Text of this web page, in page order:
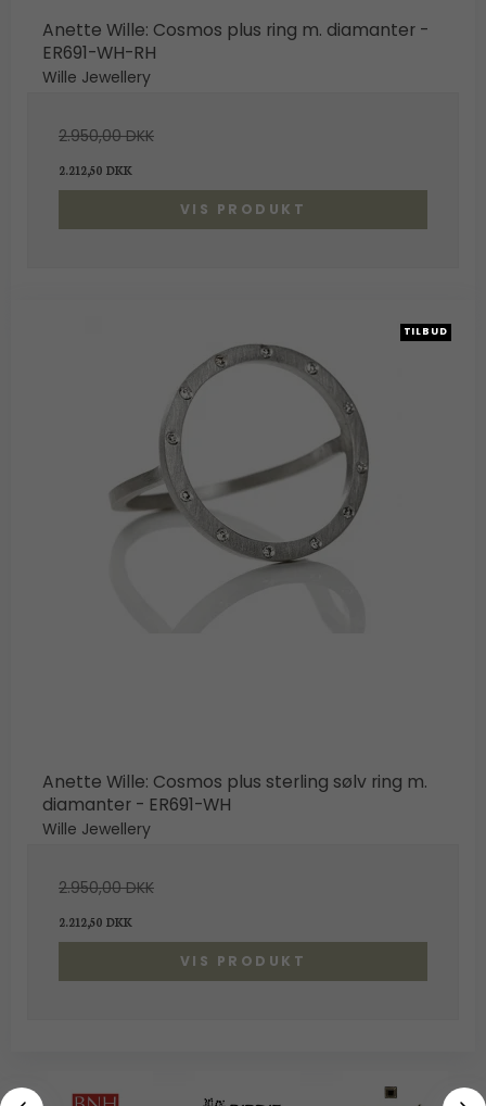
Anette Wille: Cosmos plus ring m. diamanter -
ER691-WH-RH
Wille Jewellery
2.950,00 DKK
2.212,50 DKK
VIS PRODUKT
TILBUD
Anette Wille: Cosmos plus sterling sølv ring m.
diamanter - ER691-WH
Wille Jewellery
2.950,00 DKK
2.212,50 DKK
VIS PRODUKT